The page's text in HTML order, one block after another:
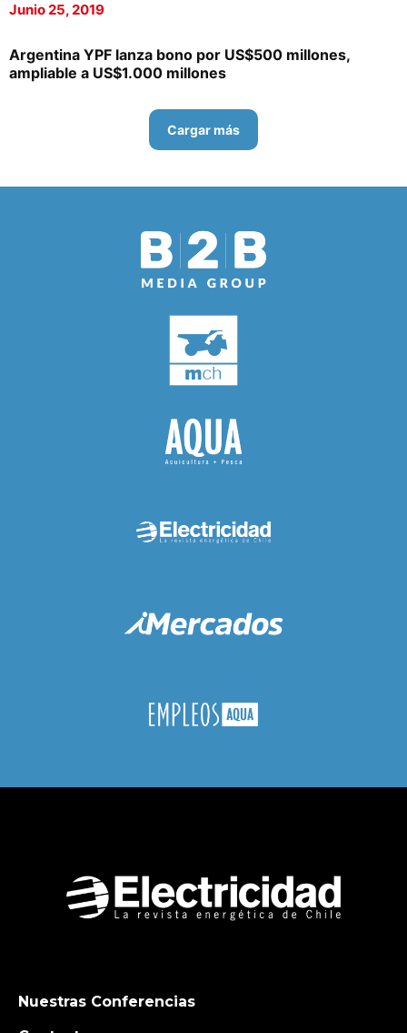
Junio 25, 2019
Argentina YPF lanza bono por US$500 millones,
ampliable a US$1.000 millones
Cargar más
Nuestras Conferencias